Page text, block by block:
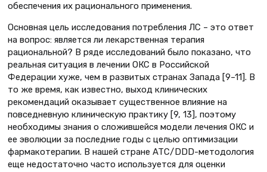
обеспечения их рационального применения.
Основная цель исследования потребления ЛС – это ответ
на вопрос: является ли лекарственная терапия
рациональной? В ряде исследований было показано, что
реальная ситуация в лечении ОКС в Российской
Федерации хуже, чем в развитых странах Запада [9–11]. В
то же время, как известно, выход клинических
рекомендаций оказывает существенное влияние на
повседневную клиническую практику [9, 13], поэтому
необходимы знания о сложившейся модели лечения ОКС и
ее эволюции за последние годы с целью оптимизации
фармакотерапии. В нашей стране ATC/DDD-методология
еще недостаточно часто используется для оценки